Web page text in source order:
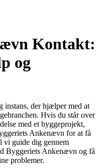
Kontakt:
og
der hjælper med at
Hvis du står over
med et byggeprojekt,
Ankenævn for at få
guide dig gennem
Byggeriets Ankenævn og få
problemer.